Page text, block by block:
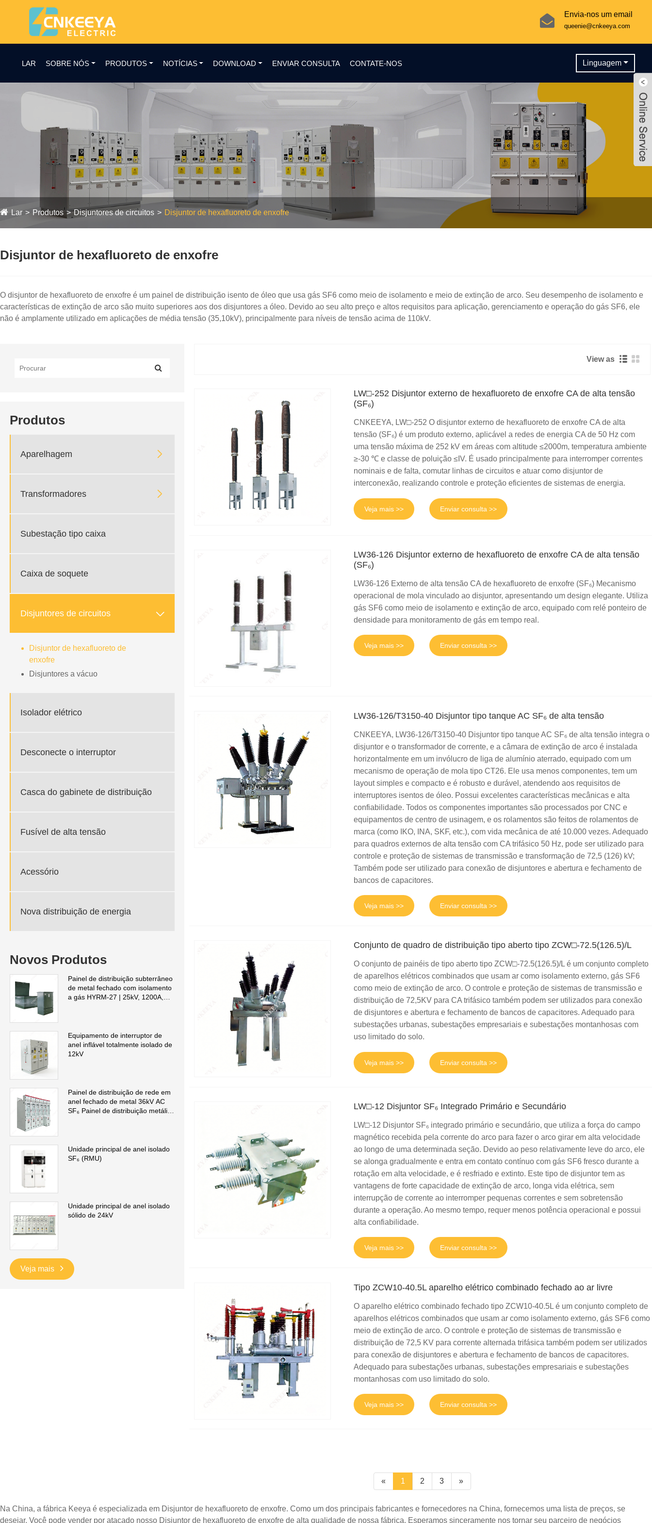
Envia-nos um email
queenie@cnkeeya.com
LAR SOBRE NÓS PRODUTOS NOTÍCIAS DOWNLOAD ENVIAR CONSULTA CONTATE-NOS Linguagem
Lar Produtos Disjuntores de circuitos Disjuntor de hexafluoreto de enxofre
Disjuntor de hexafluoreto de enxofre
O disjuntor de hexafluoreto de enxofre é um painel de distribuição isento de óleo que usa gás SF6 como meio de isolamento e meio de extinção de arco. Seu desempenho de isolamento e
características de extinção de arco são muito superiores aos dos disjuntores a óleo. Devido ao seu alto preço e altos requisitos para aplicação, gerenciamento e operação do gás SF6, ele
não é amplamente utilizado em aplicações de média tensão (35,10kV), principalmente para níveis de tensão acima de 110kV.
Produtos
Aparelhagem 
Transformadores 
Subestação tipo caixa
Caixa de soquete
Disjuntores de circuitos 
Disjuntor de hexafluoreto de
enxofre
Disjuntores a vácuo
Isolador elétrico
Desconecte o interruptor
Casca do gabinete de distribuição
Fusível de alta tensão
Acessório
Nova distribuição de energia
Novos Produtos
Painel de distribuição subterrâneo
de metal fechado com isolamento
a gás HYRM-27 | 25kV, 1200A,
Equipamento de interruptor de
anel inflável totalmente isolado de
12kV
Painel de distribuição de rede em
anel fechado de metal 36kV AC
SF₆ Painel de distribuição metálico
Unidade principal de anel isolado
SF₆ (RMU)
Unidade principal de anel isolado
sólido de 24kV
Veja mais
View as
LW□-252 Disjuntor externo de hexafluoreto de enxofre CA de alta tensão
(SF₆)
CNKEEYA, LW□-252 O disjuntor externo de hexafluoreto de enxofre CA de alta
tensão (SF₆) é um produto externo, aplicável a redes de energia CA de 50 Hz com
uma tensão máxima de 252 kV em áreas com altitude ≤2000m, temperatura ambiente
≥-30 ℃ e classe de poluição ≤IV. É usado principalmente para interromper correntes
nominais e de falta, comutar linhas de circuitos e atuar como disjuntor de
interconexão, realizando controle e proteção eficientes de sistemas de energia.
Veja mais >> Enviar consulta >>
LW36-126 Disjuntor externo de hexafluoreto de enxofre CA de alta tensão
(SF₆)
LW36-126 Externo de alta tensão CA de hexafluoreto de enxofre (SF₆) Mecanismo
operacional de mola vinculado ao disjuntor, apresentando um design elegante. Utiliza
gás SF6 como meio de isolamento e extinção de arco, equipado com relé ponteiro de
densidade para monitoramento de gás em tempo real.
Veja mais >> Enviar consulta >>
LW36-126/T3150-40 Disjuntor tipo tanque AC SF₆ de alta tensão
CNKEEYA, LW36-126/T3150-40 Disjuntor tipo tanque AC SF₆ de alta tensão integra o
disjuntor e o transformador de corrente, e a câmara de extinção de arco é instalada
horizontalmente em um invólucro de liga de alumínio aterrado, equipado com um
mecanismo de operação de mola tipo CT26. Ele usa menos componentes, tem um
layout simples e compacto e é robusto e durável, atendendo aos requisitos de
interruptores isentos de óleo. Possui excelentes características mecânicas e alta
confiabilidade. Todos os componentes importantes são processados ​​por CNC e
equipamentos de centro de usinagem, e os rolamentos são feitos de rolamentos de
marca (como IKO, INA, SKF, etc.), com vida mecânica de até 10.000 vezes. Adequado
para quadros externos de alta tensão com CA trifásico 50 Hz, pode ser utilizado para
controle e proteção de sistemas de transmissão e transformação de 72,5 (126) kV;
Também pode ser utilizado para conexão de disjuntores e abertura e fechamento de
bancos de capacitores.
Veja mais >> Enviar consulta >>
Conjunto de quadro de distribuição tipo aberto tipo ZCW□-72.5(126.5)/L
O conjunto de painéis de tipo aberto tipo ZCW□-72.5(126.5)/L é um conjunto completo
de aparelhos elétricos combinados que usam ar como isolamento externo, gás SF6
como meio de extinção de arco. O controle e proteção de sistemas de transmissão e
distribuição de 72,5KV para CA trifásico também podem ser utilizados para conexão
de disjuntores e abertura e fechamento de bancos de capacitores. Adequado para
subestações urbanas, subestações empresariais e subestações montanhosas com
uso limitado do solo.
Veja mais >> Enviar consulta >>
LW□-12 Disjuntor SF₆ Integrado Primário e Secundário
LW□-12 Disjuntor SF₆ integrado primário e secundário, que utiliza a força do campo
magnético recebida pela corrente do arco para fazer o arco girar em alta velocidade
ao longo de uma determinada seção. Devido ao peso relativamente leve do arco, ele
se alonga gradualmente e entra em contato contínuo com gás SF6 fresco durante a
rotação em alta velocidade, e é resfriado e extinto. Este tipo de disjuntor tem as
vantagens de forte capacidade de extinção de arco, longa vida elétrica, sem
interrupção de corrente ao interromper pequenas correntes e sem sobretensão
durante a operação. Ao mesmo tempo, requer menos potência operacional e possui
alta confiabilidade.
Veja mais >> Enviar consulta >>
Tipo ZCW10-40.5L aparelho elétrico combinado fechado ao ar livre
O aparelho elétrico combinado fechado tipo ZCW10-40.5L é um conjunto completo de
aparelhos elétricos combinados que usam ar como isolamento externo, gás SF6 como
meio de extinção de arco. O controle e proteção de sistemas de transmissão e
distribuição de 72,5 KV para corrente alternada trifásica também podem ser utilizados
para conexão de disjuntores e abertura e fechamento de bancos de capacitores.
Adequado para subestações urbanas, subestações empresariais e subestações
montanhosas com uso limitado do solo.
Veja mais >> Enviar consulta >>
« 1 2 3 »
Na China, a fábrica Keeya é especializada em Disjuntor de hexafluoreto de enxofre. Como um dos principais fabricantes e fornecedores na China, fornecemos uma lista de preços, se
desejar. Você pode vender por atacado nosso Disjuntor de hexafluoreto de enxofre de alta qualidade de nossa fábrica. Esperamos sinceramente nos tornar seu parceiro de negócios